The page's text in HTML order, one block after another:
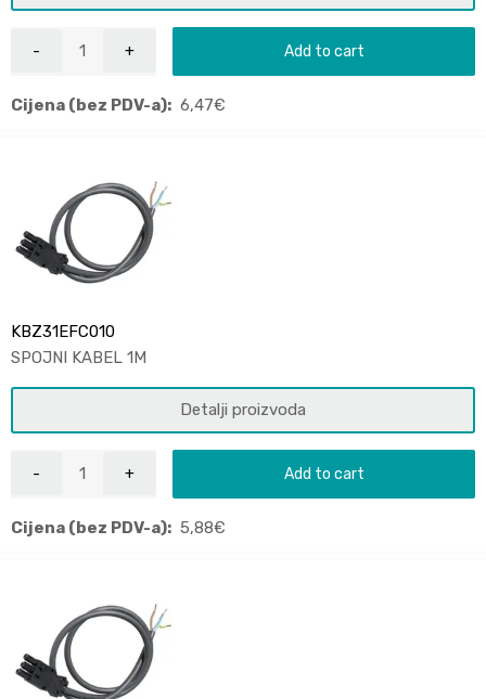
Add to cart
Cijena (bez PDV-a): 6,47€
KBZ31EFC010
SPOJNI KABEL 1M
Detalji proizvoda
Add to cart
Cijena (bez PDV-a): 5,88€